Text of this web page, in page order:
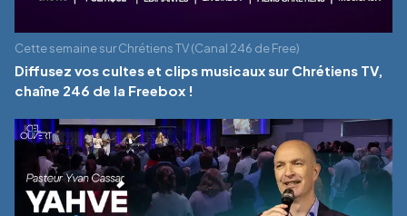
Cette semaine sur Chrétiens TV (Canal 246 de Free)
Diffusez vos cultes et clips musicaux sur Chrétiens TV,
chaîne 246 de la Freebox !